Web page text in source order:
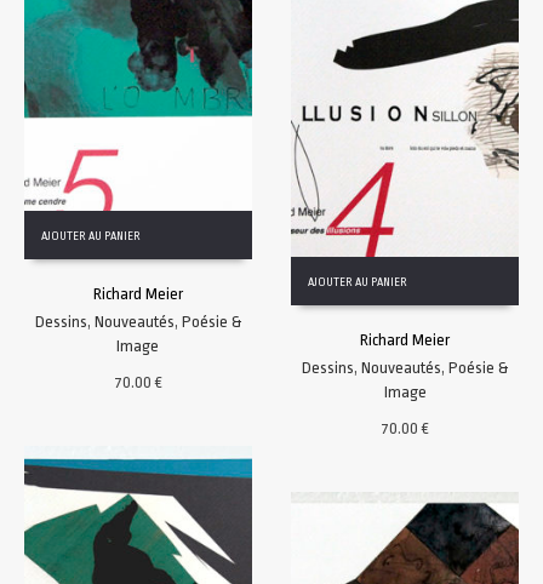
AJOUTER AU PANIER
Richard Meier
Dessins, Nouveautés, Poésie &
Image
70.00€
AJOUTER AU PANIER
Richard Meier
Dessins,Nouveautés,Poésie &
Image
70.00€